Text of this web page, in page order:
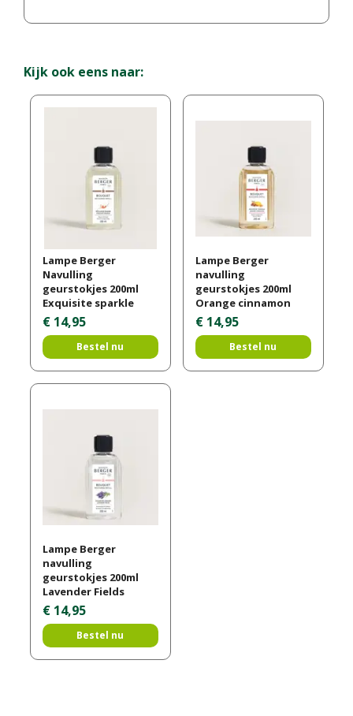
Kijk ook eens naar:
Lampe Berger
Navulling
geurstokjes 200ml
Exquisite sparkle
€ 14,95
Bestel nu
Lampe Berger
navulling
geurstokjes 200ml
Orange cinnamon
€ 14,95
Bestel nu
Lampe Berger
navulling
geurstokjes 200ml
Lavender Fields
€ 14,95
Bestel nu